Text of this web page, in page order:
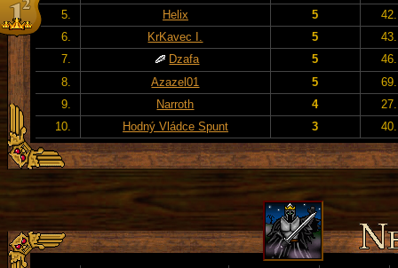
5.
Helix 5
6.
KrKavec I. 5
7.
Dzafa 5
8.
Azazel01 5
9.
Narroth 4
10.
Hodný Vládce Spunt 3